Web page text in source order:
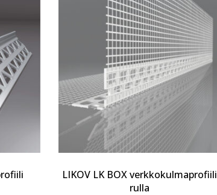
LIKOV LK BOX verkkokulmaprofiili
rulla